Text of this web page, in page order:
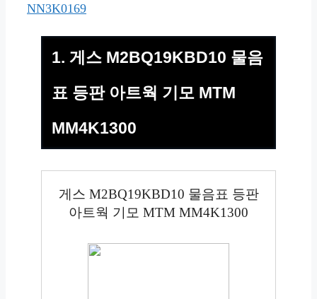
NN3K0169
1. 게스 M2BQ19KBD10 물음
표 등판 아트웍 기모 MTM
MM4K1300
게스 M2BQ19KBD10 물음표 등판
아트웍 기모 MTM MM4K1300